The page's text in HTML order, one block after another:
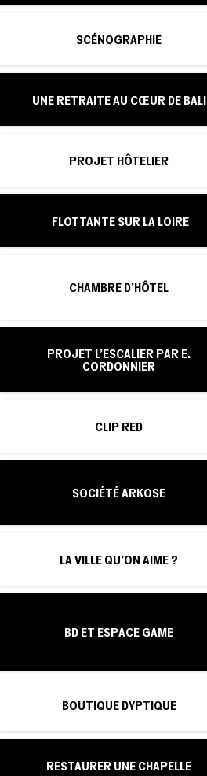
SCÉNOGRAPHIE
UNE RETRAITE AU CŒUR DE BALI
PROJET HÔTELIER
FLOTTANTE SUR LA LOIRE
CHAMBRE D'HÔTEL
PROJET L'ESCALIER PAR E.
CORDONNIER
CLIP RED
SOCIÉTÉ ARKOSE
LA VILLE QU'ON AIME ?
BD ET ESPACE GAME
BOUTIQUE DYPTIQUE
RESTAURER UNE CHAPELLE